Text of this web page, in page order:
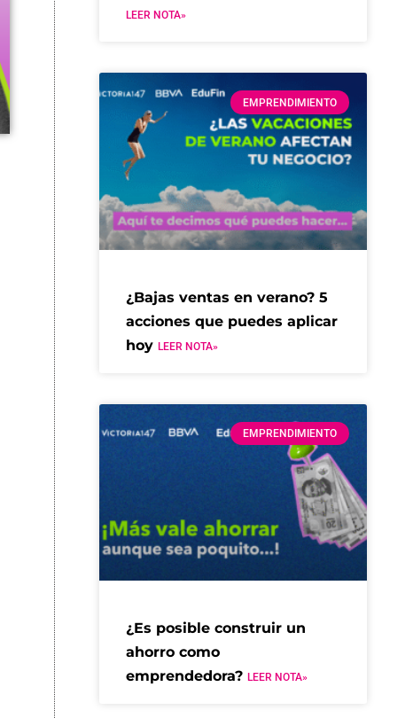
LEER NOTA»
EMPRENDIMIENTO
¿Bajas ventas en verano? 5
acciones que puedes aplicar
hoyLEER NOTA»
EMPRENDIMIENTO
¿Es posible construir un
ahorro como
emprendedora?LEER NOTA»